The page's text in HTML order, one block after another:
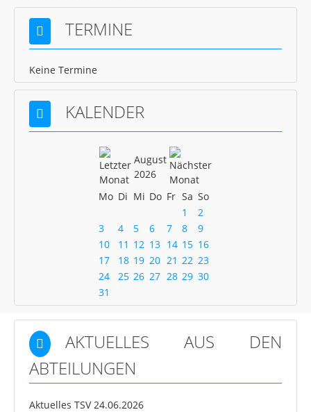
News Pétanque
News Turnen
News Gastronomie
Mitgliedschaft
Kontakt
TERMINE
Keine Termine
KALENDER
August
2026
Mo Di Mi Do Fr Sa So
1
2
3
4 5 6 7 8
9
10
11 12 13 14 15 16
17
18 19 20 21 22 23
24
25 26 27 28 29 30
31
AKTUELLES AUS DEN
ABTEILUNGEN
Aktuelles TSV 24.06.2026